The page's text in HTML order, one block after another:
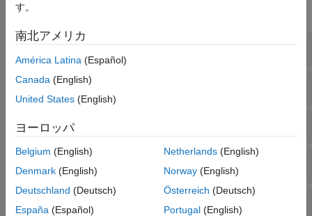
Stateflow
MATLAB
すべて展開する
Stateflow ブロック / データ / イベント
Stateflow ブロック線図
遷移条件/アクション
す。
南北アメリカ
América Latina (Español)
Canada (English)
United States (English)
ヨーロッパ
Belgium (English)
Denmark (English)
Deutschland (Deutsch)
España (Español)
Netherlands(English)
Norway(English)
Österreich (Deutsch)
Portugal(English)